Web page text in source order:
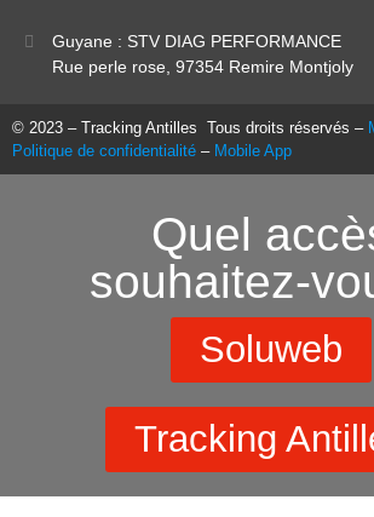
Guyane : STV DIAG PERFORMANCE
Rue perle rose, 97354 Remire Montjoly
© 2023 – Tracking Antilles Tous droits réservés –
Politique de confidentialité – Mobile App
Quel
souhaitez-
Soluweb
Tracking